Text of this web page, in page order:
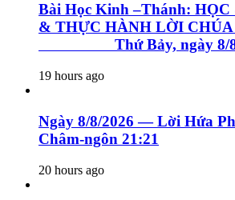
Bài Học Kinh –Thánh:
& THỰC HÀNH LỜI
Thứ Bảy, ngày 8/8/
19 hours ago
Ngày 8/8/2026 — Lời Hứa
Châm-ngôn 21:21
20 hours ago